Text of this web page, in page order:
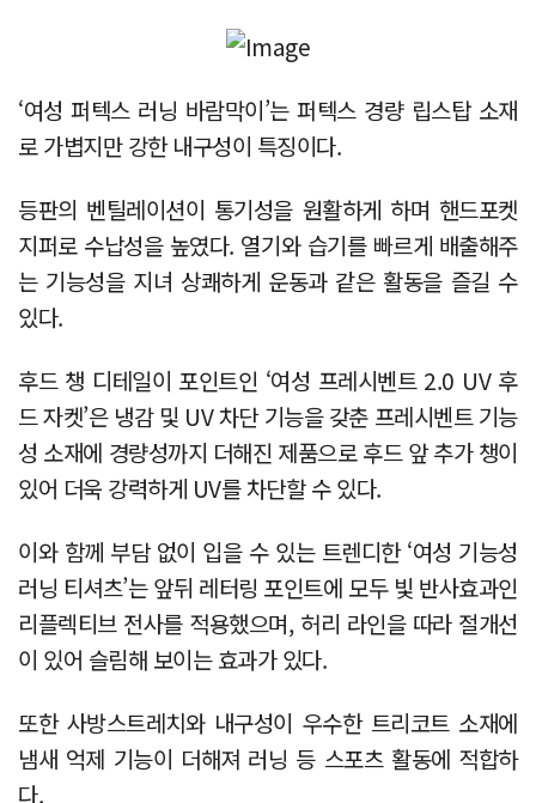
‘여성 퍼텍스 러닝 바람막이’는 퍼텍스 경량 립스탑 소재
로 가볍지만 강한 내구성이 특징이다.
등판의 벤틸레이션이 통기성을 원활하게 하며 핸드포켓
지퍼로 수납성을 높였다. 열기와 습기를 빠르게 배출해주
는 기능성을 지녀 상쾌하게 운동과 같은 활동을 즐길 수
있다.
후드 챙 디테일이 포인트인 ‘여성 프레시벤트 2.0 UV 후
드 자켓’은 냉감 및 UV 차단 기능을 갖춘 프레시벤트 기능
성 소재에 경량성까지 더해진 제품으로 후드 앞 추가 챙이
있어 더욱 강력하게 UV를 차단할 수 있다.
이와 함께 부담 없이 입을 수 있는 트렌디한 ‘여성 기능성
러닝 티셔츠’는 앞뒤 레터링 포인트에 모두 빛 반사효과인
리플렉티브 전사를 적용했으며, 허리 라인을 따라 절개선
이 있어 슬림해 보이는 효과가 있다.
또한 사방스트레치와 내구성이 우수한 트리코트 소재에
냄새 억제 기능이 더해져 러닝 등 스포츠 활동에 적합하
다.